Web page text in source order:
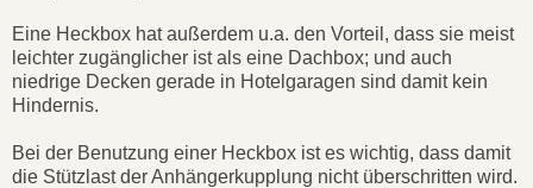
Eine Heckbox hat außerdem u.a. den Vorteil, dass sie meist
leichter zugänglicher ist als eine Dachbox; und auch
niedrige Decken gerade in Hotelgaragen sind damit kein
Hindernis.
Bei der Benutzung einer Heckbox ist es wichtig, dass damit
die Stützlast der Anhängerkupplung nicht überschritten wird.